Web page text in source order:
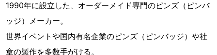
1990年に設立した、オーダーメイド専門のピンズ（ピンバ
ッジ）メーカー。
世界イベントや国内有名企業のピンズ（ピンバッジ）や社
章の製作を多数手がける。